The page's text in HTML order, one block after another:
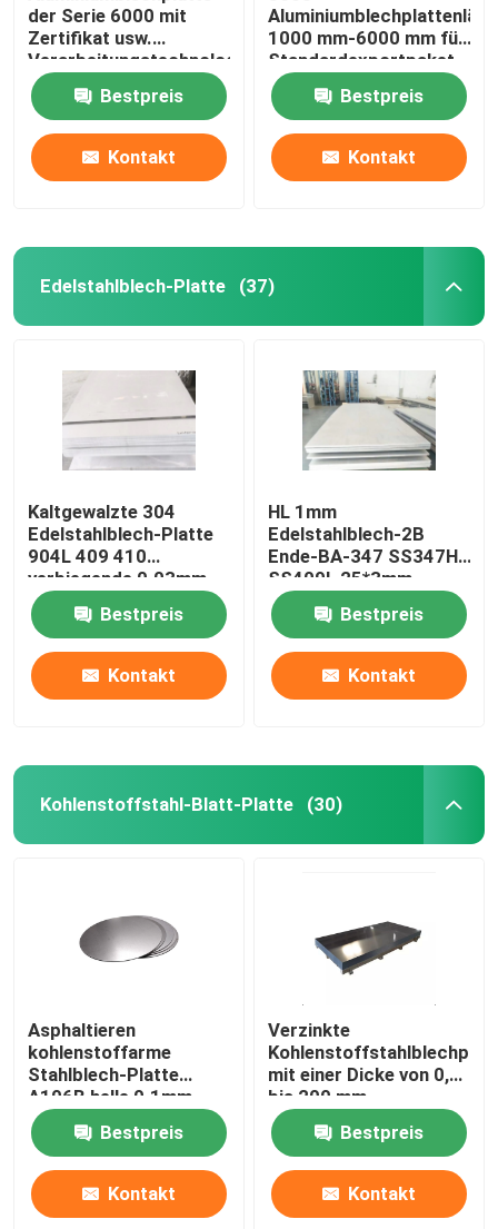
Messing- und kupferne Stange
der Serie 6000 mit
Zertifikat usw.
Verarbeitungstechnologie
Bestpreis
Kontakt
1000 mm-6000 mm für
Standardexportpaket
oder
Kundenanforderung
Bestpreis
Kontakt
Edelstahlblech-Platte (37)
Kaltgewalzte 304
Edelstahlblech-Platte
904L 409 410
verbiegende 0.03mm
Bestpreis
Kontakt
HL 1mm
Edelstahlblech-2B
Ende-BA-347 SS347H
SS409L 25*3mm
Bestpreis
Kontakt
Kohlenstoffstahl-Blatt-Platte (30)
Asphaltieren
kohlenstoffarme
Stahlblech-Platte
A106B helle 0.1mm
13mm Stärke
Bestpreis
Kontakt
Verzinkte
mit einer Dicke von 0,5
bis 200 mm
Bestpreis
Kontakt